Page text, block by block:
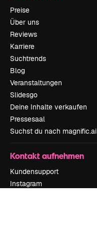
Preise
Über uns
Reviews
Karriere
Suchtrends
Blog
Veranstaltungen
Slidesgo
Deine Inhalte verkaufen
Pressesaal
Suchst du nach magnific.ai
Kontakt aufnehmen
Kundensupport
Instagram